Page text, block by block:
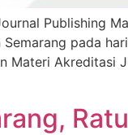
Publishing
Semarang pada
Materi Akreditasi